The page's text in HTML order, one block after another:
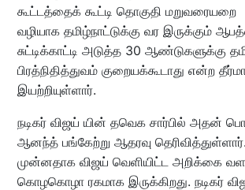
கூட்டத்தைக் கூட்டி தொகுதி மறுவரையறை
வழியாக தமிழ்நாட்டுக்கு வர இருக்கும்
சுட்டிக்காட்டி அடுத்த 30 ஆண்டுகளுக்கு
பிரத்நிதித்துவம் குறையக்கூடாது என்ற
இயற்றியுள்ளார்.
நடிகர் விஜய் யின் தவெக சார்பில் அதன்
ஆனந்த் பங்கேற்று ஆதரவு
முன்னதாக விஜய் வெளியிட்ட அறிக்கை
கொழகொழா ரகமாக இருக்கிறது. நடிகர்